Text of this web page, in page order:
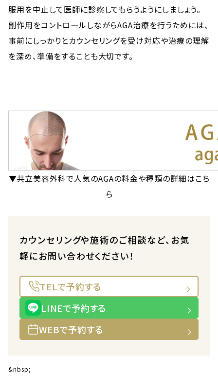
服用を中止して医師に診察してもらうようにしましょう。
副作用をコントロールしながらAGA治療を行うためには、
事前にしっかりとカウンセリングを受け対応や治療の理解
を深め、準備をすることも大切です。
▼共立美容外科で人気のAGAの料金や種類の詳細はこち
ら
カウンセリングや施術のご相談など、お気
軽にお問い合わせください！
TELで予約する
LINEで予約する
WEBで予約する
&nbsp;